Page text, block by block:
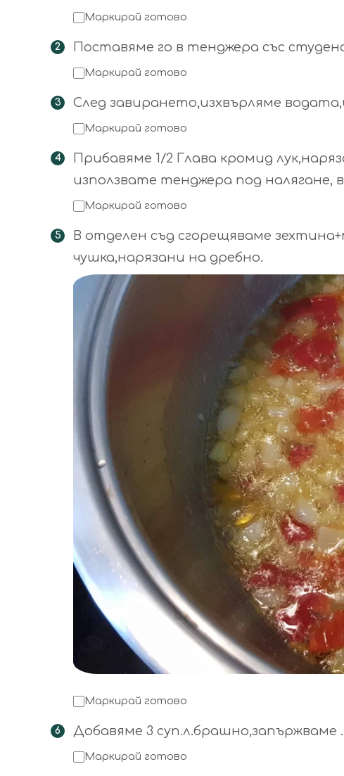
Маркирай готово
Поставяме го в тенджера със
Маркирай готово
След завирането,изхвърляме
Маркирай готово
Прибавяме 1/2 Глава кромид
използвате тенджера под налягане,
Маркирай готово
В отделен съд сгорещяваме
чушка,нарязани на дребно.
Маркирай готово
Добавяме 3 суп.л.брашно,запържваме
Маркирай готово